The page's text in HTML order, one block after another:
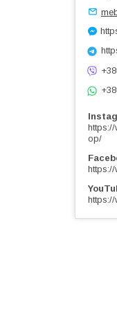
https://
op/
https://